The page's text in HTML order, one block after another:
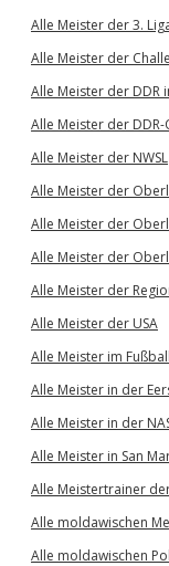
Alle Meister der 3.
Alle Meister der
Alle Meister der DDR
Alle Meister der
Alle Meister der NWSL
Alle Meister der
Alle Meister der
Alle Meister der
Alle Meister der
Alle Meister der USA
Alle Meister im
Alle Meister in der
Alle Meister in der
Alle Meister in San
Alle Meistertrainer
Alle moldawischen
Alle moldawischen